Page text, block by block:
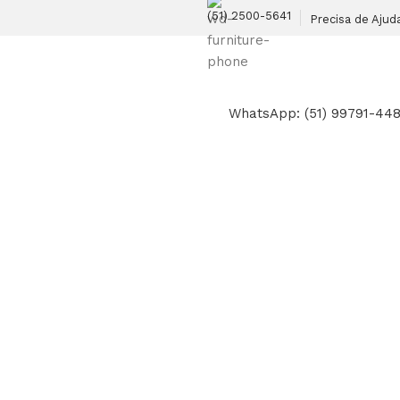
(51) 2500-5641 Precisa de
WhatsApp: (51) 99791-